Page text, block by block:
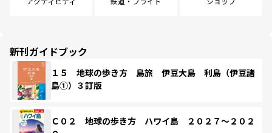
新刊ガイドブック
１５ 地球の歩き方 島旅 伊豆大島 利島（伊豆諸
島①）３訂版
Ｃ０２ 地球の歩き方 ハワイ島 ２０２７～２０２